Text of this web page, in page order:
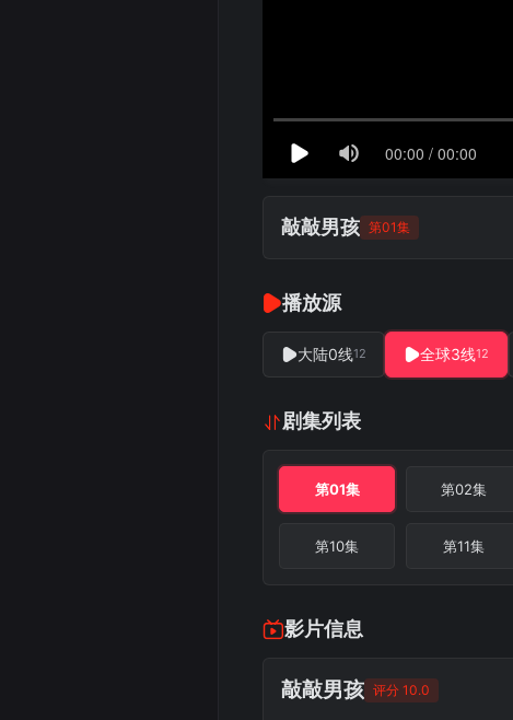
敲敲男孩 第01集
播放源
大陆0线12 全球3线12
剧集列表
第01集 第02集
第10集 第11集
影片信息
敲敲男孩 评分 10.0